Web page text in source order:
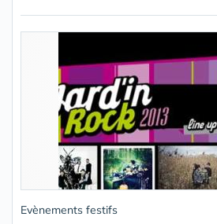
Evènements festifs